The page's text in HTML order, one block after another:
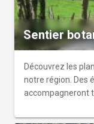
Sentier
Découvrez les
notre région. Des
accompagneront